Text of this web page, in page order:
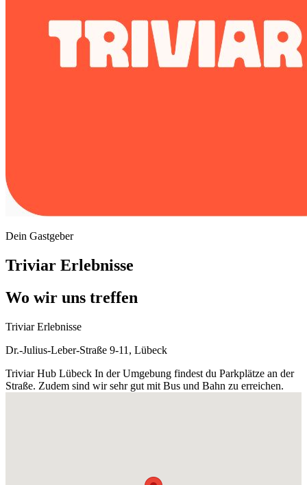
Dein Gastgeber
Triviar Erlebnisse
Wo wir uns treffen
Triviar Erlebnisse
Dr.-Julius-Leber-Straße 9-11, Lübeck
Triviar Hub Lübeck In der Umgebung findest du Parkplätze an der
Straße. Zudem sind wir sehr gut mit Bus und Bahn zu erreichen.